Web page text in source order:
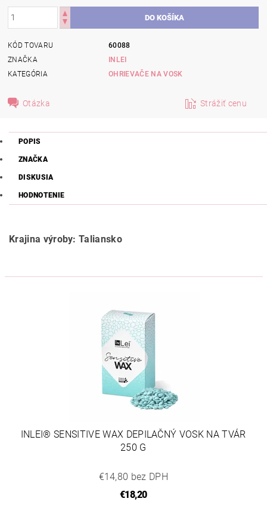
KÓD TOVARU
60088
ZNAČKA
INLEI
KATEGÓRIA
OHRIEVAČE NA VOSK
Otázka Strážiť cenu
POPIS
ZNAČKA
DISKUSIA
HODNOTENIE
Krajina výroby: Taliansko
INLEI® SENSITIVE WAX DEPILAČNÝ VOSK NA TVÁR
250 G
€14,80 bez DPH
€18,20